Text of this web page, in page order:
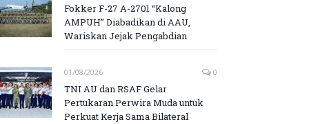
Fokker F-27 A-2701 “Kalong
AMPUH” Diabadikan di AAU,
Wariskan Jejak Pengabdian
01/08/2026 0
TNI AU dan RSAF Gelar
Pertukaran Perwira Muda untuk
Perkuat Kerja Sama Bilateral